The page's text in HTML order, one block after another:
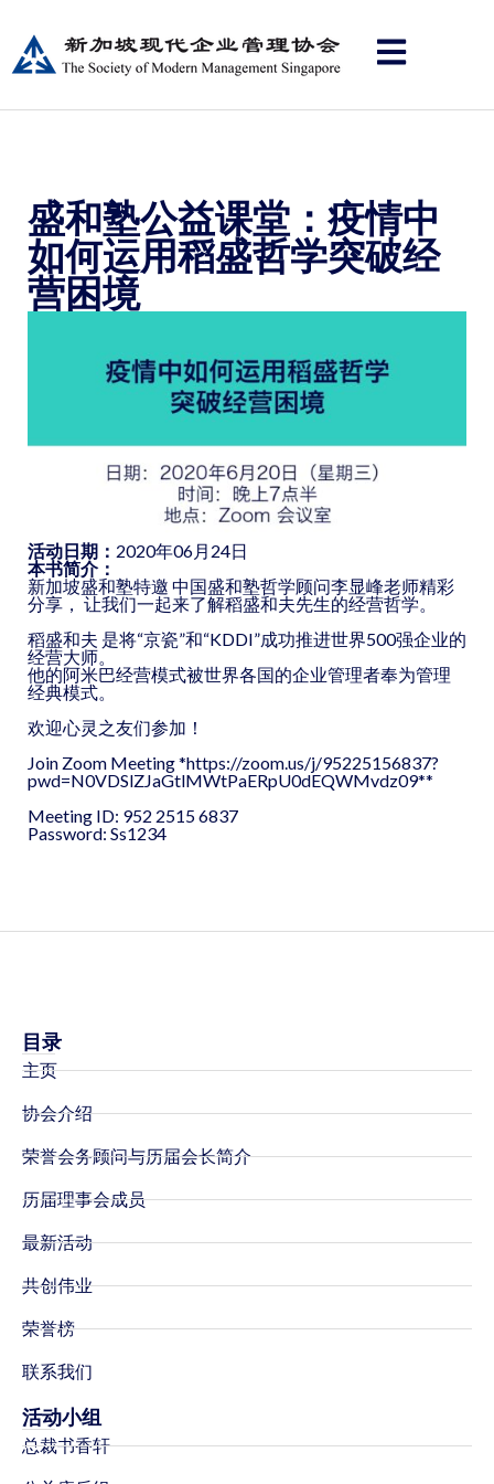
盛和塾公益课堂：疫情中
如何运用稻盛哲学突破经
营困境
活动日期： 2020年06月24日
本书简介：
新加坡盛和塾特邀 中国盛和塾哲学顾问李显峰老师精彩
分享， 让我们一起来了解稻盛和夫先生的经营哲学。
稻盛和夫 是将“京瓷”和“KDDI”成功推进世界500强企业的
经营大师。
他的阿米巴经营模式被世界各国的企业管理者奉为管理
经典模式。
欢迎心灵之友们参加！
Join Zoom Meeting *https://zoom.us/j/95225156837?
pwd=N0VDSlZJaGtlMWtPaERpU0dEQWMvdz09**
Meeting ID: 952 2515 6837
Password: Ss1234
目录
主页
协会介绍
荣誉会务顾问与历届会长简介
历届理事会成员
最新活动
共创伟业
荣誉榜
联系我们
活动小组
总裁书香轩